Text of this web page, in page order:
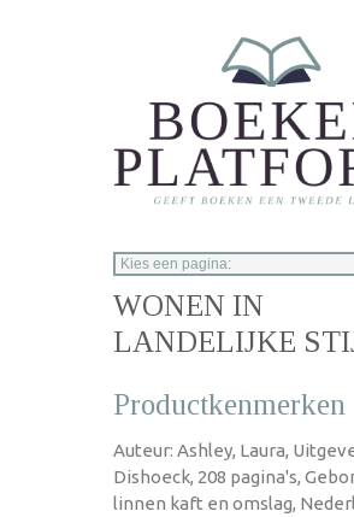
WONEN IN
LANDELIJKE
Productkenmerken
Auteur: Ashley, Laura,
Dishoeck, 208 pagina's,
linnen kaft en omslag,